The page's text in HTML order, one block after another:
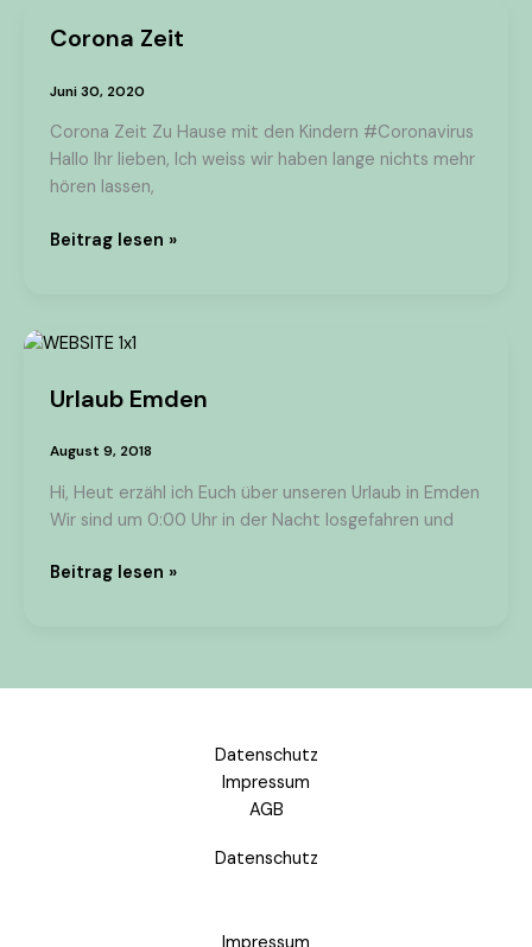
Corona Zeit
Juni 30, 2020
Corona Zeit Zu Hause mit den Kindern #Coronavirus
Hallo Ihr lieben, Ich weiss wir haben lange nichts mehr
hören lassen,
Corona
Beitrag lesen »
Urlaub Emden
August 9, 2018
Hi, Heut erzähl ich Euch über unseren Urlaub in Emden
Wir sind um 0:00 Uhr in der Nacht losgefahren und
Urlaub
Beitrag lesen »
Datenschutz
Impressum
AGB
Datenschutz